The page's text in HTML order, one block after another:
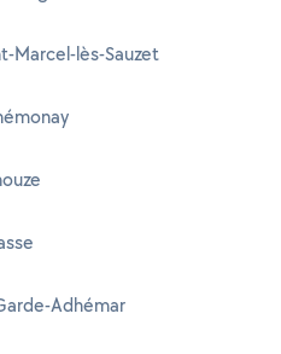
Marcel-lès-Sauzet
Adhémar